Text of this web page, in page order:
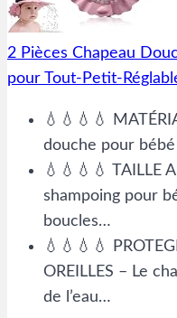
2 Pièces Chapeau
pour Tout-Petit-
💧💧💧💧
douche pour
💧💧💧💧 TAILLE
shampoing pour
boucles…
💧💧💧💧
OREILLES – Le
de l’eau…